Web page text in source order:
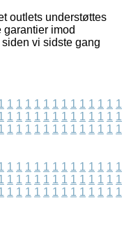
outlets understøttes
imod
vi sidste gang
1 1 1 1 1 1 1 1 1 1 1 1 1
1 1 1 1 1 1 1 1 1 1 1 1 1
1 1 1 1 1 1 1 1 1 1 1 1 1
1 1 1 1 1 1 1 1 1 1 1 1 1
1 1 1 1 1 1 1 1 1 1 1 1 1
1 1 1 1 1 1 1 1 1 1 1 1 1